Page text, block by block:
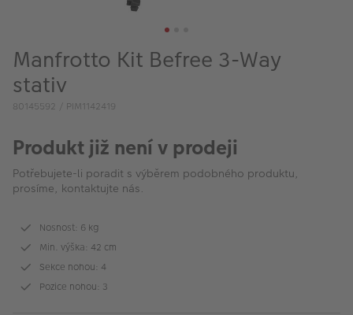
FOTO BAZAR
Manfrotto Kit Befree 3-Way
stativ
80145592 / PIM1142419
Produkt již není v prodeji
Potřebujete-li poradit s výběrem podobného produktu,
prosíme, kontaktujte nás.
Nosnost: 6 kg
Min. výška: 42 cm
Sekce nohou: 4
Pozice nohou: 3